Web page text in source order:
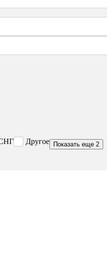
Другое Показать еще 2